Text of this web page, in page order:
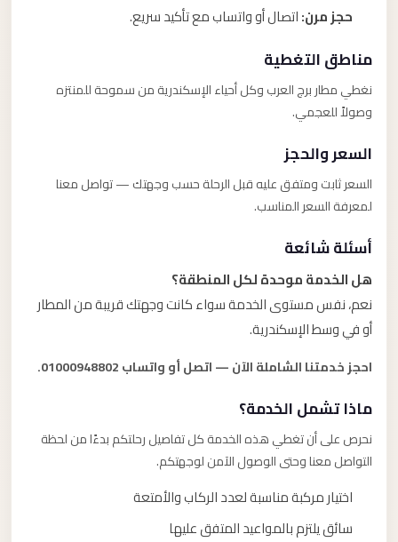
حجز مرن:اتصال أو واتساب مع تأكيد سريع.
مناطق التغطية
نغطي مطار برج العرب وكل أحياء الإسكندرية من سموحة للمنتزه
وصولاً للعجمي.
السعر والحجز
السعر ثابت ومتفق عليه قبل الرحلة حسب وجهتك — تواصل معنا
لمعرفة السعر المناسب.
أسئلة شائعة
هل الخدمة موحدة لكل المنطقة؟
نعم، نفس مستوى الخدمة سواء كانت وجهتك قريبة من المطار
أو في وسط الإسكندرية.
احجز خدمتنا الشاملة الآن — اتصل أو واتساب 01000948802.
ماذا تشمل الخدمة؟
نحرص على أن تغطي هذه الخدمة كل تفاصيل رحلتكم بدءًا من لحظة
التواصل معنا وحتى الوصول الآمن لوجهتكم.
اختيار مركبة مناسبة لعدد الركاب والأمتعة
سائق يلتزم بالمواعيد المتفق عليها